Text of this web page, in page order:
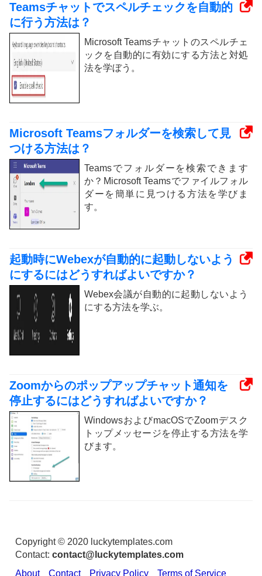
Teamsチャットでスペルチェックを自動的
に行う方法は？
Microsoft Teamsチャットのスペルチェ
ックを自動的に有効にする方法と対処
法を学ぼう。
Microsoft Teamsフォルダーを検索して見
つける方法は？
Teamsでフォルダーを検索できます
か？Microsoft Teamsでファイルフォル
ダーを簡単に見つける方法を学びま
す。
起動時にWebexが自動的に起動しないよう
にするにはどうすればよいですか？
Webex会議が自動的に起動しないよう
にする方法を学ぶ。
Zoomからのポップアップチャット通知を
停止するにはどうすればよいですか？
WindowsおよびmacOSでZoomデスク
トップメッセージを停止する方法を学
びます。
Copyright © 2020 luckytemplates.com
Contact: contact@luckytemplates.com
About
Contact Privacy Policy Terms of Service